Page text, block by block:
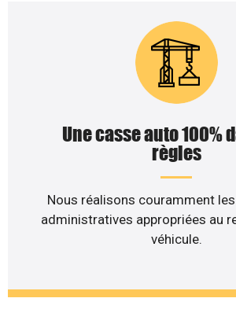
Une casse auto 100%
règles
Nous réalisons couramment
administratives appropriées au
véhicule.